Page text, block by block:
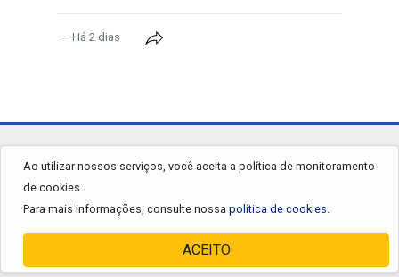
Há 2 dias
Ao utilizar nossos serviços, você aceita a política de monitoramento
de cookies.
Para mais informações, consulte nossa política de cookies.
ACEITO
jornalgrandourados.com.br